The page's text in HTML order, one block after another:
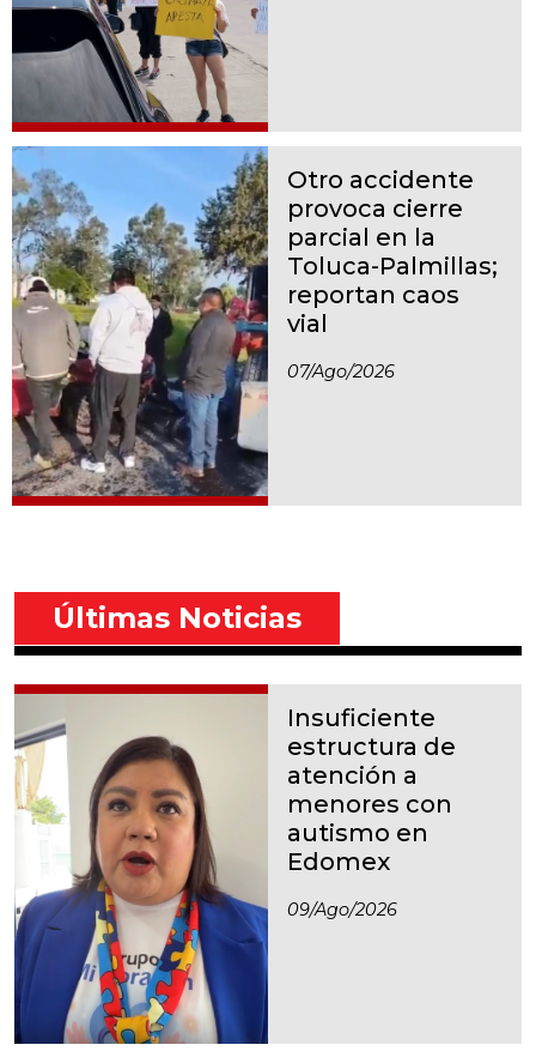
Otro accidente
provoca cierre
parcial en la
Toluca-Palmillas;
reportan caos
vial
07/ago/2026
Últimas Noticias
Insuficiente
estructura de
atención a
menores con
autismo en
Edomex
09/ago/2026